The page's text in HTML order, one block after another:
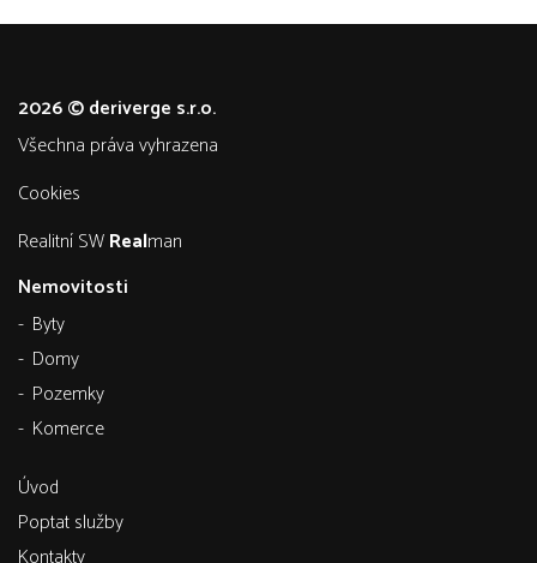
2026 © deriverge s.r.o.
všechna práva vyhrazena
Cookies
Realitní SWRealman
Nemovitosti
Byty
Domy
Pozemky
Komerce
Úvod
Poptat služby